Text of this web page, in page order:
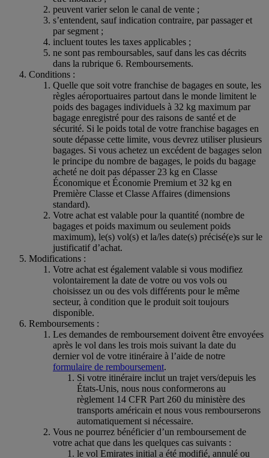
peuvent varier selon le canal de vente ;
s’entendent, sauf indication contraire, par passager et
par segment ;
incluent toutes les taxes applicables ;
ne sont pas remboursables, sauf dans les cas décrits
dans la rubrique 6. Remboursements.
Conditions :
Quelle que soit votre franchise de bagages en soute, les
règles aéroportuaires partout dans le monde limitent le
poids des bagages individuels à 32 kg maximum par
bagage enregistré pour des raisons de santé et de
sécurité. Si le poids total de votre franchise bagages en
soute dépasse cette limite, vous devrez utiliser plusieurs
bagages. Si vous achetez un excédent de bagages selon
le principe du nombre de bagages, le poids du bagage
acheté ne doit pas dépasser 23 kg en Classe
Économique et Économie Premium et 32 kg en
Première Classe et Classe Affaires (dimensions
standard).
Votre achat est valable pour la quantité (nombre de
bagages et poids maximum ou seulement poids
maximum), le(s) vol(s) et la/les date(s) précisé(e)s sur le
justificatif d’achat.
Modifications :
Votre achat est également valable si vous modifiez
volontairement la date de votre ou vos vols ou
choisissez un ou des vols différents pour le même
secteur, à condition que le produit soit toujours
disponible.
Remboursements :
Les demandes de remboursement doivent être envoyées
après le vol dans les trois mois suivant la date du
dernier vol de votre itinéraire à l’aide de notre
formulaire de remboursement.
Si votre itinéraire inclut un trajet vers/depuis les
États-Unis, nous nous conformerons au
règlement 14 CFR Part 260 du ministère des
transports américain et nous vous rembourserons
automatiquement si nécessaire.
Vous ne pourrez bénéficier d’un remboursement de
votre achat que dans les quelques cas suivants :
le vol Emirates initial a été modifié, annulé ou